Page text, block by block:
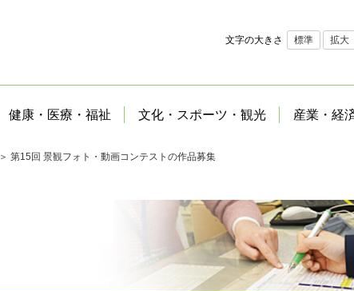
文字の大きさ 標準 拡大
健康・医療・福祉 文化・スポーツ・観光 産業・経
＞ 第15回 景観フォト・動画コンテストの作品募集